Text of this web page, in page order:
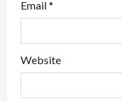
Email*
Website